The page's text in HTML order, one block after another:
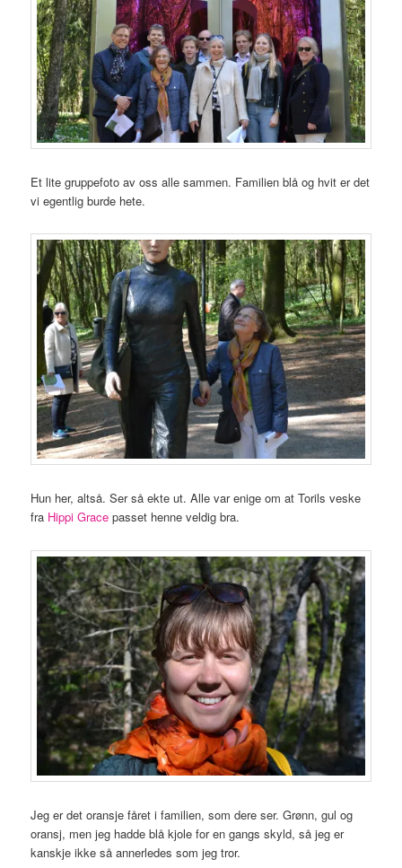
Et lite gruppefoto av oss alle sammen. Familien blå og hvit er det
vi egentlig burde hete.
Hun her, altså. Ser så ekte ut. Alle var enige om at Torils veske
fra Hippi Gracepasset henne veldig bra.
Jeg er det oransje fåret i familien, som dere ser. Grønn, gul og
oransj, men jeg hadde blå kjole for en gangs skyld, så jeg er
kanskje ikke så annerledes som jeg tror.